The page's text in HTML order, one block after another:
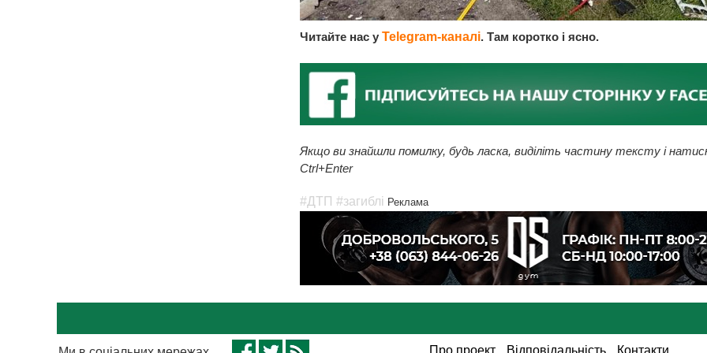
Читайте нас у Telegram-каналі. Там коротко і ясно.
Якщо ви знайшли помилку, будь ласка, виділіть частину тексту і
Ctrl+Enter
#ДТП #загиблі Реклама